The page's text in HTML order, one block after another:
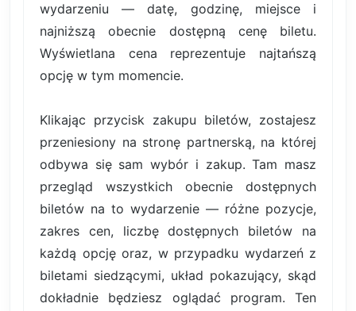
wydarzeniu — datę, godzinę, miejsce i
najniższą obecnie dostępną cenę biletu.
Wyświetlana cena reprezentuje najtańszą
opcję w tym momencie.
Klikając przycisk zakupu biletów, zostajesz
przeniesiony na stronę partnerską, na której
odbywa się sam wybór i zakup. Tam masz
przegląd wszystkich obecnie dostępnych
biletów na to wydarzenie — różne pozycje,
zakres cen, liczbę dostępnych biletów na
każdą opcję oraz, w przypadku wydarzeń z
biletami siedzącymi, układ pokazujący, skąd
dokładnie będziesz oglądać program. Ten